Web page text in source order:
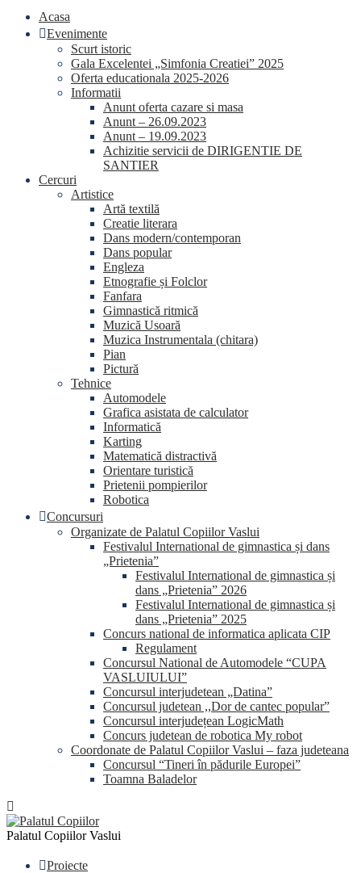
Acasa
Evenimente
Scurt istoric
Gala Excelentei „Simfonia Creatiei” 2025
Oferta educationala 2025-2026
Informatii
Anunt oferta cazare si masa
Anunt – 26.09.2023
Anunt – 19.09.2023
Achizitie servicii de DIRIGENTIE DE
SANTIER
Cercuri
Artistice
Artă textilă
Creatie literara
Dans modern/contemporan
Dans popular
Engleza
Etnografie și Folclor
Fanfara
Gimnastică ritmică
Muzică Usoară
Muzica Instrumentala (chitara)
Pian
Pictură
Tehnice
Automodele
Grafica asistata de calculator
Informatică
Karting
Matematică distractivă
Orientare turistică
Prietenii pompierilor
Robotica
Concursuri
Organizate de Palatul Copiilor Vaslui
Festivalul International de gimnastica și dans
„Prietenia”
Festivalul International de gimnastica și
dans „Prietenia” 2026
Festivalul International de gimnastica și
dans „Prietenia” 2025
Concurs national de informatica aplicata CIP
Regulament
Concursul National de Automodele “CUPA
VASLUIULUI”
Concursul interjudetean „Datina”
Concursul judetean ,,Dor de cantec popular”
Concursul interjudețean LogicMath
Concurs judetean de robotica My robot
Coordonate de Palatul Copiilor Vaslui – faza judeteana
Concursul “Tineri în pădurile Europei”
Toamna Baladelor
Palatul Copiilor Vaslui
Proiecte